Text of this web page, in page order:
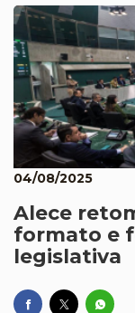
04/08/2025
Alece
formato e
legislativa